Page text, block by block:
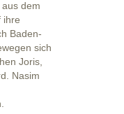
dem
ihre
Baden-
sich
Joris,
Nasim